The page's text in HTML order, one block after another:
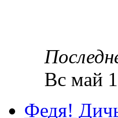
Вс май
Федя!